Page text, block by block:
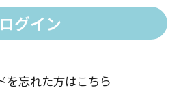
を忘れた方はこちら